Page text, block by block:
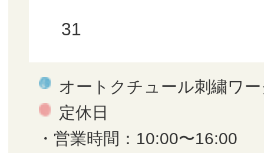
31
オートクチュール刺繍ワ
定休日
・営業時間：10:00〜16:00